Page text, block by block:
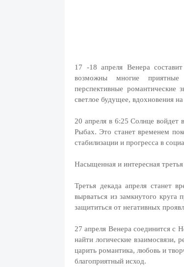
17 -18 апреля Венера
возможны многие приятные
перспективные романтические
светлое будущее, вдохновения
20 апреля в 6:25 Солнце войдет
Рыбах. Это станет временем
стабилизации и прогресса в
Насыщенная и интересная
Третья декада апреля станет
вырваться из замкнутого
защититься от негативных
27 апреля Венера соединится
найти логические взаимосвязи,
царить романтика, любовь и
благоприятный исход.